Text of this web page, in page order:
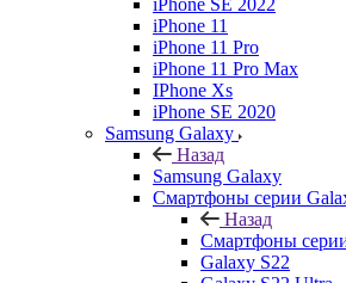
iPhone SE 2022
iPhone 11
iPhone 11 Pro
iPhone 11 Pro Max
IPhone Xs
iPhone SE 2020
Samsung Galaxy
Назад
Samsung Galaxy
Смартфоны серии
Назад
Смартфоны
Galaxy S22